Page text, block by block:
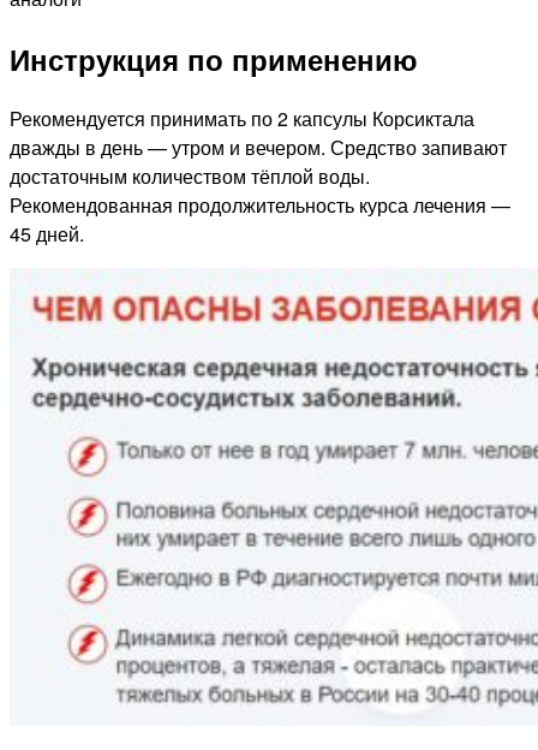
Инструкция по применению
Рекомендуется принимать по 2 капсулы Корсиктала
дважды в день — утром и вечером. Средство запивают
достаточным количеством тёплой воды.
Рекомендованная продолжительность курса лечения —
45 дней.